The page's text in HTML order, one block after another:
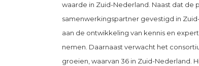
waarde in Zuid-Nederland. Naast dat de
samenwerkingspartner gevestigd in
aan de ontwikkeling van kennis en
nemen. Daarnaast verwacht het
groeien, waarvan 36 in Zuid-Nederland.